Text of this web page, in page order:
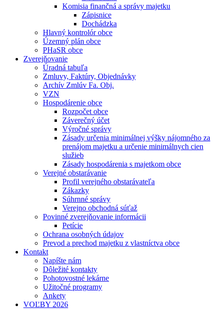
Komisia finančná a správy majetku
Zápisnice
Dochádzka
Hlavný kontrolór obce
Územný plán obce
PHaSR obce
Zverejňovanie
Úradná tabuľa
Zmluvy, Faktúry, Objednávky
Archív Zmlúv Fa. Obj.
VZN
Hospodárenie obce
Rozpočet obce
Záverečný účet
Výročné správy
Zásady určenia minimálnej výšky nájomného za
prenájom majetku a určenie minimálnych cien
služieb
Zásady hospodárenia s majetkom obce
Verejné obstarávanie
Profil verejného obstarávateľa
Zákazky
Súhrnné správy
Verejno obchodná súťaž
Povinné zverejňovanie informácii
Petície
Ochrana osobných údajov
Prevod a prechod majetku z vlastníctva obce
Kontakt
Napíšte nám
Dôležité kontakty
Pohotovostné lekárne
Užitočné programy
Ankety
VOĽBY 2026